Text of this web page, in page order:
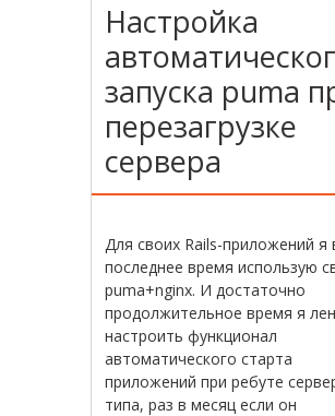
Настройка
запуска puma
перезагрузке
сервера
Для своих Rails-приложений я
последнее время использую
puma+nginx. И достаточно
продолжительное время я
настроить функционал
автоматического старта
приложений при ребуте
типа, раз в месяц если он